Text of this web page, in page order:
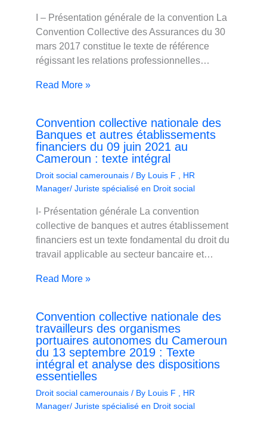
I – Présentation générale de la convention La
Convention Collective des Assurances du 30
mars 2017 constitue le texte de référence
régissant les relations professionnelles…
Read More »
Convention collective nationale des
Banques et autres établissements
financiers du 09 juin 2021 au
Cameroun : texte intégral
Droit social camerounais / By Louis F , HR
Manager/ Juriste spécialisé en Droit social
I- Présentation générale La convention
collective de banques et autres établissement
financiers est un texte fondamental du droit du
travail applicable au secteur bancaire et…
Read More »
Convention collective nationale des
travailleurs des organismes
portuaires autonomes du Cameroun
du 13 septembre 2019 : Texte
intégral et analyse des dispositions
essentielles
Droit social camerounais / By Louis F , HR
Manager/ Juriste spécialisé en Droit social